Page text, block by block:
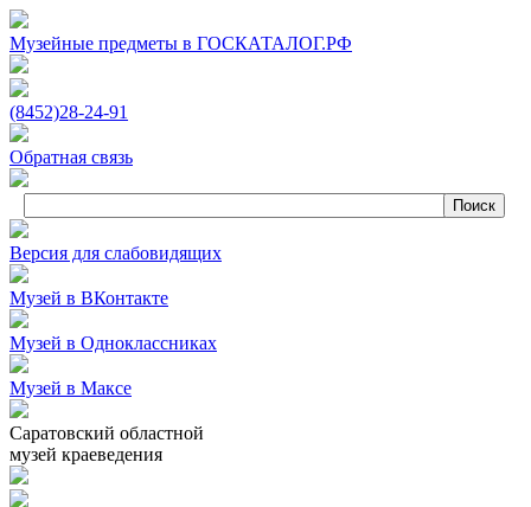
Музейные предметы в ГОСКАТАЛОГ.РФ
(8452)28‑24‑91
Обратная связь
Версия для слабовидящих
Музей в ВКонтакте
Музей в Одноклассниках
Музей в Максе
Саратовский областной
музей краеведения